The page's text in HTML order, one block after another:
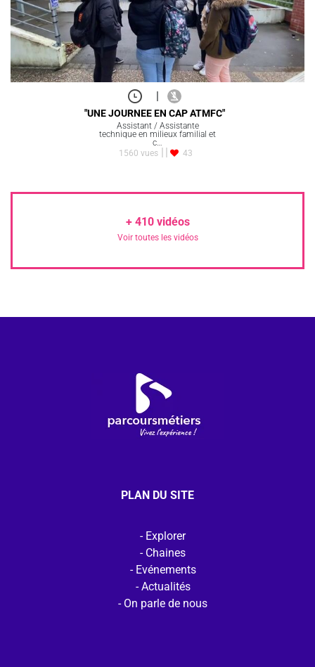
|
"UNE JOURNEE EN CAP ATMFC"
Assistant / Assistante
technique en milieux familial et
c…
1560 vues
43
+ 410vidéos
Voir toutes les vidéos
PLAN DU SITE
Explorer
Chaines
Evénements
Actualités
On parle de nous